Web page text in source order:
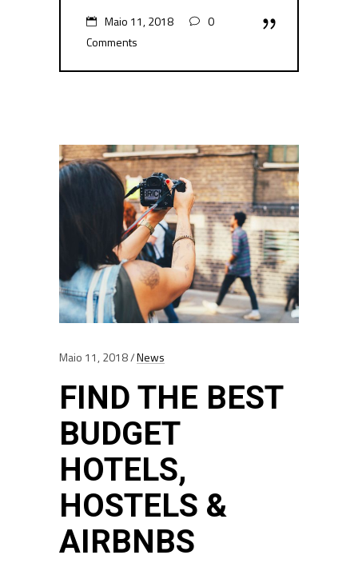
Maio 11, 2018
0
Comments
Maio 11, 2018 News
FIND THE BEST
BUDGET
HOTELS,
HOSTELS &
AIRBNBS